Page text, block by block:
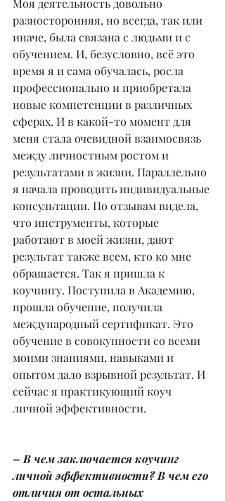
Моя деятельность довольно
разносторонняя, но всегда, так или
иначе, была связана с людьми и с
обучением. И, безусловно, всё это
время я и сама обучалась, росла
профессионально и приобретала
новые компетенции в различных
сферах. И в какой-то момент для
меня стала очевидной взаимосвязь
между личностным ростом и
результатами в жизни. Параллельно
я начала проводить индивидуальные
консультации. По отзывам видела,
что инструменты, которые
работают в моей жизни, дают
результат также всем, кто ко мне
обращается. Так я пришла к
коучингу. Поступила в Академию,
прошла обучение, получила
международный сертификат. Это
обучение в совокупности со всеми
моими знаниями, навыками и
опытом дало взрывной результат. И
сейчас я практикующий коуч
личной эффективности.
– В чем заключается коучинг
личной эффективности? В чем его
отличия от остальных